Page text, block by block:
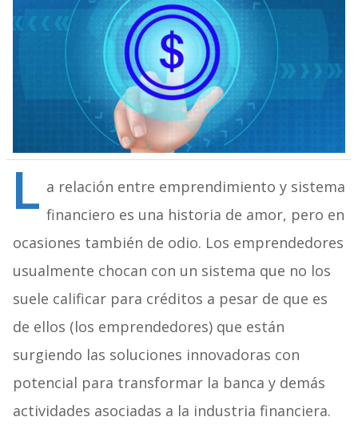
L a relación entre emprendimiento y sistema
financiero es una historia de amor, pero en
ocasiones también de odio. Los emprendedores
usualmente chocan con un sistema que no los
suele calificar para créditos a pesar de que es
de ellos (los emprendedores) que están
surgiendo las soluciones innovadoras con
potencial para transformar la banca y demás
actividades asociadas a la industria financiera.